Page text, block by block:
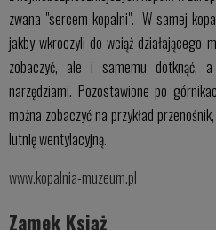
zwana "sercem kopalni". W samej
jakby wkroczyli do wciąż działającego
zobaczyć, ale i samemu dotknąć,
narzędziami. Pozostawione po
można zobaczyć na przykład
lutnię wentylacyjną.
www.kopalnia-muzeum.pl
Zamek Książ